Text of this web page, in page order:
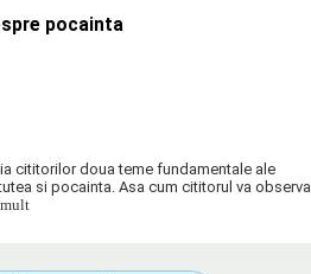
pocainta
cititorilor doua teme fundamentale ale
si pocainta. Asa cum cititorul va observa,